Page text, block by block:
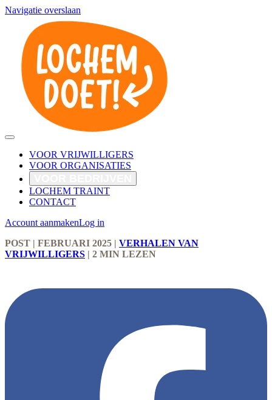
Navigatie overslaan
VOOR VRIJWILLIGERS
VOOR ORGANISATIES
LOCHEM TRAINT
CONTACT
Account aanmakenLog in
POST | FEBRUARI 2025 | VERHALEN VAN
VRIJWILLIGERS | 2 MIN LEZEN